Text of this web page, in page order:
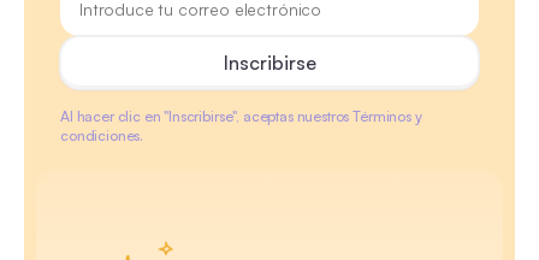
Al hacer clic en "Inscribirse", aceptas nuestros Términos y
condiciones.